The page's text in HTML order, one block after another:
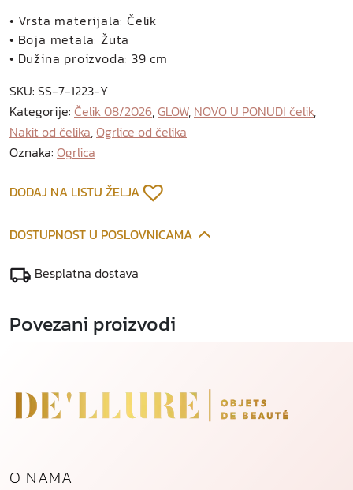
• Vrsta materijala: Čelik
• Boja metala: Žuta
• Dužina proizvoda: 39 cm
SKU: SS-7-1223-Y
Kategorije: Čelik 08/2026,GLOW, NOVO U PONUDI čelik,
Nakit od čelika,Ogrlice od čelika
Oznaka: Ogrlica
DODAJ NA LISTU ŽELJA
DOSTUPNOST U POSLOVNICAMA
Besplatna dostava
Povezani proizvodi
O NAMA